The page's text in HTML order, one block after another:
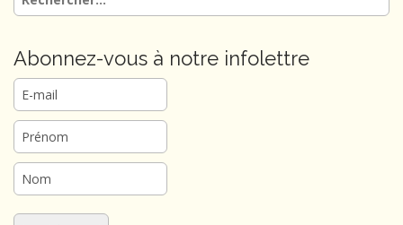
Abonnez-vous à notre infolettre